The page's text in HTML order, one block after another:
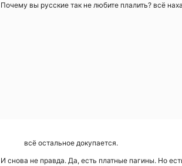
Почему вы русские так не любите плалить? всё
всё остальное докупается.
И снова не правда. Да, есть платные пагины. Но